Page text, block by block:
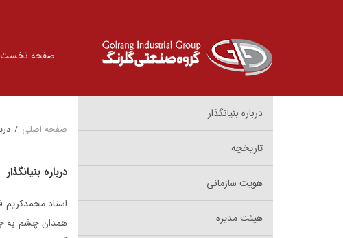
صفحه نخست
درباره بنیانگذار
تاریخچه
هویت سازمانی
هیئت مدیره
صفحه اصلی /
درباره بنیانگذار
همدان چشم به